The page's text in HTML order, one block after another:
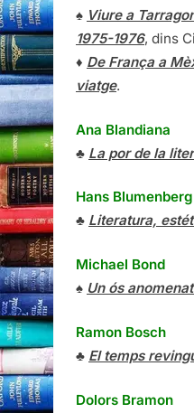
♠ Viure a
1975-1976, dins
♦ De França a
viatge.
Ana Blandiana
♣ La por de la
Hans Blumenberg
♣ Literatura,
Michael Bond
♠ Un ós
Ramon Bosch
♣ El temps
Dolors Bramon